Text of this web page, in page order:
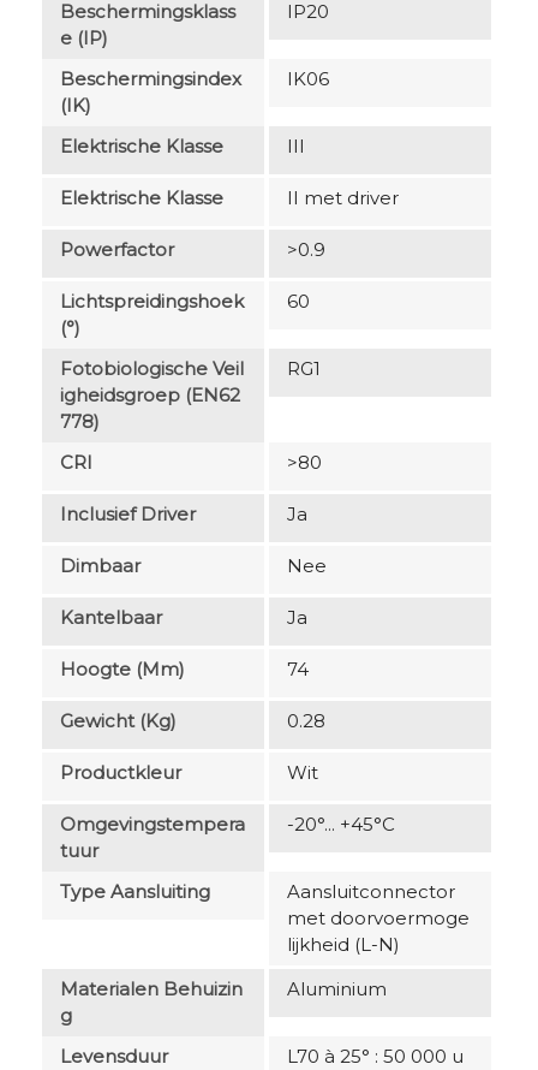
Beschermingsklass
E (IP)
IP20
Beschermingsindex
(IK)
IK06
Elektrische Klasse III
Elektrische Klasse II met driver
Powerfactor >0.9
Lichtspreidingshoek
(°)
60
Fotobiologische Veil
Igheidsgroep (EN62
778)
RG1
CRI >80
Inclusief Driver Ja
Dimbaar Nee
Kantelbaar Ja
Hoogte (mm) 74
Gewicht (kg) 0.28
Productkleur Wit
Omgevingstempera
Tuur
-20°... +45°C
Type Aansluiting
Aansluitconnector
met doorvoermoge
lijkheid (L-N)
Materialen Behuizin
G
Aluminium
Levensduur L70 à 25° : 50 000 u